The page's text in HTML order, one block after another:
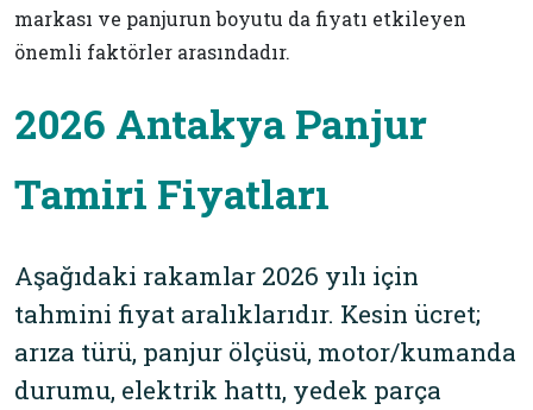
markası ve panjurun boyutu da fiyatı etkileyen
önemli faktörler arasındadır.
2026 Antakya Panjur
Tamiri Fiyatları
Aşağıdaki rakamlar 2026 yılı için
tahmini fiyat aralıklarıdır. Kesin ücret;
arıza türü, panjur ölçüsü, motor/kumanda
durumu, elektrik hattı, yedek parça